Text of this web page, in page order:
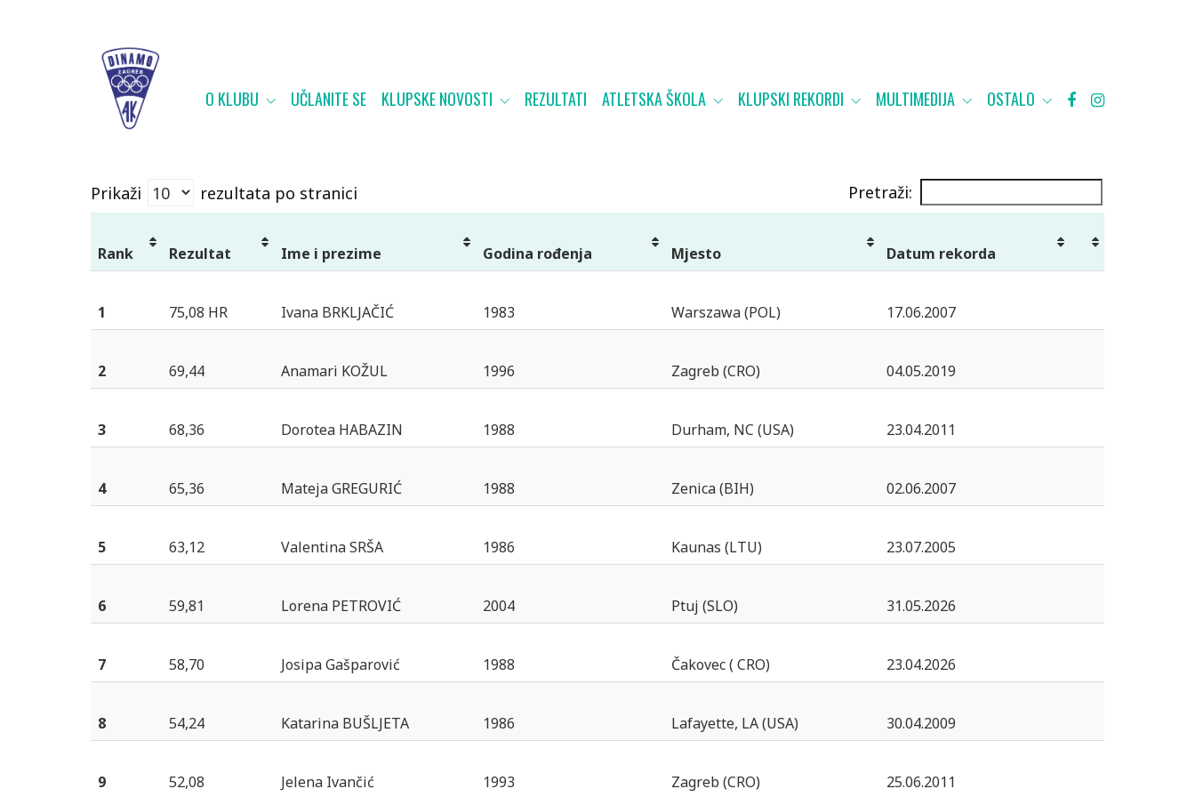
O KLUBU UČLANITE SE KLUPSKE NOVOSTI REZULTATI ATLETSKA ŠKOLA KLUPSKI REKORDI MULTIMEDIJA OSTALO
Prikaži rezultata po stranici Pretraži:
Rank Rezultat Ime i prezime Godina rođenja Mjesto Datum rekorda
1 75,08 HR Ivana BRKLJAČIĆ 1983 Warszawa (POL) 17.06.2007
2 69,44 Anamari KOŽUL 1996 Zagreb (CRO) 04.05.2019
3 68,36 Dorotea HABAZIN 1988 Durham, NC (USA) 23.04.2011
4 65,36 Mateja GREGURIĆ 1988 Zenica (BIH) 02.06.2007
5 63,12 Valentina SRŠA 1986 Kaunas (LTU) 23.07.2005
6 59,81 Lorena PETROVIĆ 2004 Ptuj (SLO) 31.05.2026
7 58,70 Josipa Gašparović 1988 Čakovec ( CRO) 23.04.2026
8 54,24 Katarina BUŠLJETA 1986 Lafayette, LA (USA) 30.04.2009
9 52,08 Jelena Ivančić 1993 Zagreb (CRO) 25.06.2011